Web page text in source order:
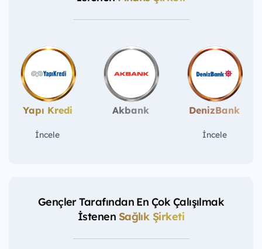
Yapı Kredi
İncele
Akbank DenizBank
İncele
Gençler Tarafından En Çok Çalışılmak
İstenen Sağlık Şirketi